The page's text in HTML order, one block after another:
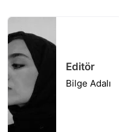
Editör
Bilge Adalı